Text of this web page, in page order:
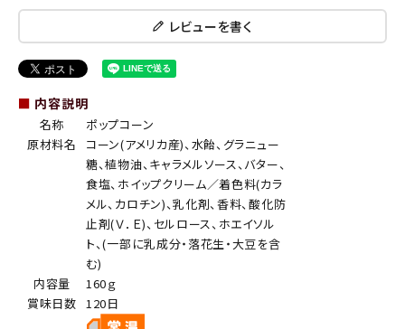
レビューを書く
■ 内容説明
名称
ポップコーン
原材料名
コーン(アメリカ産)、水飴、グラニュー
糖、植物油、キャラメルソース、バター、
食塩、ホイップクリーム／着色料(カラ
メル、カロチン)、乳化剤、香料、酸化防
止剤(Ｖ．Ｅ)、セルロース、ホエイソル
ト、(一部に乳成分・落花生・大豆を含
む)
内容量
160ｇ
賞味日数 120日